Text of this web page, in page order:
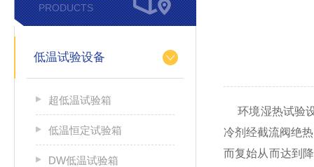
PRODUCTS
低温试验设备
超低温试验箱
低温恒定试验箱
DW低温试验箱
环境湿热试验设
冷剂经截流阀绝
而复始从而达到